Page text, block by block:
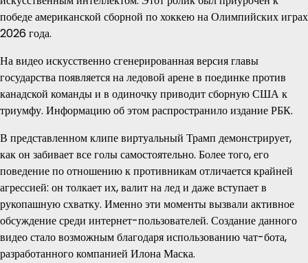
победе американской сборной по хоккею на Олимпийских играх
2026 года.
На видео искусственно сгенерированная версия главы
государства появляется на ледовой арене в поединке против
канадской команды и в одиночку приводит сборную США к
триумфу. Информацию об этом распространило издание РБК.
В представленном клипе виртуальный Трамп демонстрирует,
как он забивает все голы самостоятельно. Более того, его
поведение по отношению к противникам отличается крайней
агрессией: он толкает их, валит на лед и даже вступает в
рукопашную схватку. Именно эти моменты вызвали активное
обсуждение среди интернет-пользователей. Создание данного
видео стало возможным благодаря использованию чат-бота,
разработанного компанией Илона Маска.